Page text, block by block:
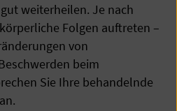
weiterheilen. Je nach
Folgen auftreten –
von
beim
Sie Ihre behandelnde